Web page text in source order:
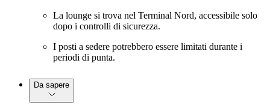
La lounge si trova nel Terminal Nord, accessibile solo
dopo i controlli di sicurezza.
I posti a sedere potrebbero essere limitati durante i
periodi di punta.
Da sapere